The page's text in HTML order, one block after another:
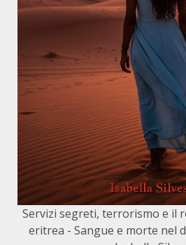
Servizi segreti, terrorismo e il
eritrea - Sangue e morte nel